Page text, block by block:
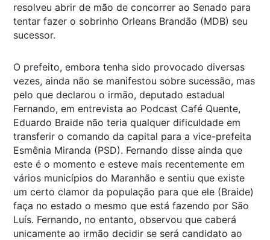
resolveu abrir de mão de concorrer ao Senado para
tentar fazer o sobrinho Orleans Brandão (MDB) seu
sucessor.
O prefeito, embora tenha sido provocado diversas
vezes, ainda não se manifestou sobre sucessão, mas
pelo que declarou o irmão, deputado estadual
Fernando, em entrevista ao Podcast Café Quente,
Eduardo Braide não teria qualquer dificuldade em
transferir o comando da capital para a vice-prefeita
Esmênia Miranda (PSD). Fernando disse ainda que
este é o momento e esteve mais recentemente em
vários municípios do Maranhão e sentiu que existe
um certo clamor da população para que ele (Braide)
faça no estado o mesmo que está fazendo por São
Luís. Fernando, no entanto, observou que caberá
unicamente ao irmão decidir se será candidato ao